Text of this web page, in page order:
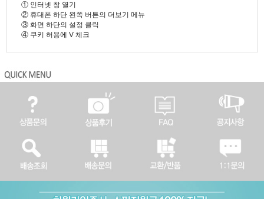
① 인터넷 창 열기
② 휴대폰 하단 왼쪽 버튼의 더보기 메뉴
③ 화면 하단의 설정 클릭
④ 쿠키 허용에 V 체크